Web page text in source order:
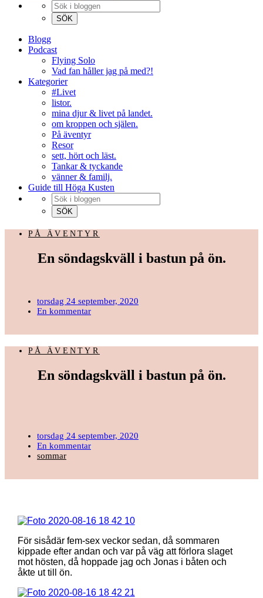
Blogg
Podcast
Flying Solo
Vad fan håller jag på med?!
Kategorier
#Livet
listor.
mina djur & livet på landet.
om kroppen och själen.
På äventyr
Resor
sett, hört och läst.
Tankar & tyckande
vänner & familj.
Guide till Höga Kusten
PÅ ÄVENTYR
En söndagskväll i bastun på ön.
torsdag 24 september, 2020
En kommentar
PÅ ÄVENTYR
En söndagskväll i bastun på ön.
torsdag 24 september, 2020
En kommentar
sommar
För sisådär fem-sex veckor sedan, då sommaren
kippade efter andan och var på väg att förlora slaget
mot hösten, då hoppade jag och Jonas i båten och
åkte ut till ön.